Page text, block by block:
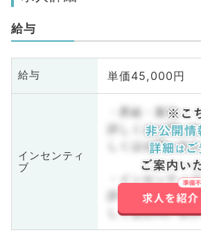
給与
給与 単価45,000円
インセンティ
ブ
・昇給・賞与
詳しくはお問い
しくはお問い合
・インセンティブ
詳しくはお問い
しくはお問い合